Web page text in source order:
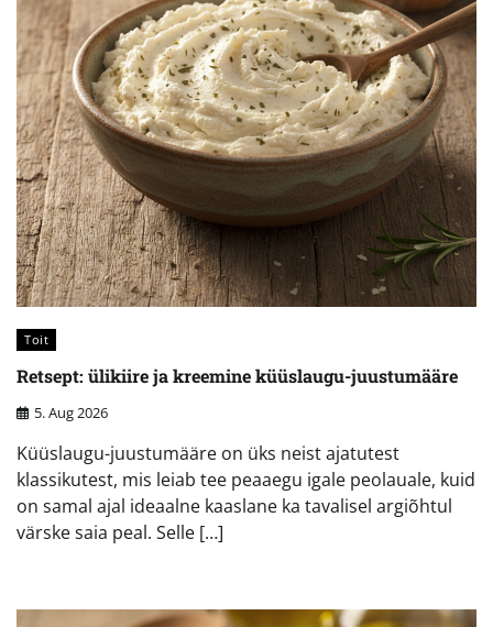
Toit
Retsept: ülikiire ja kreemine küüslaugu-juustumääre
5. Aug 2026
Küüslaugu-juustumääre on üks neist ajatutest
klassikutest, mis leiab tee peaaegu igale peolauale, kuid
on samal ajal ideaalne kaaslane ka tavalisel argiõhtul
värske saia peal. Selle […]